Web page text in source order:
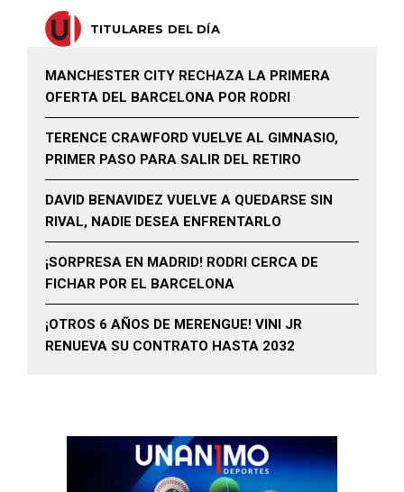
TITULARES DEL DÍA
MANCHESTER CITY RECHAZA LA PRIMERA
OFERTA DEL BARCELONA POR RODRI
TERENCE CRAWFORD VUELVE AL GIMNASIO,
PRIMER PASO PARA SALIR DEL RETIRO
DAVID BENAVIDEZ VUELVE A QUEDARSE SIN
RIVAL, NADIE DESEA ENFRENTARLO
¡SORPRESA EN MADRID! RODRI CERCA DE
FICHAR POR EL BARCELONA
¡OTROS 6 AÑOS DE MERENGUE! VINI JR
RENUEVA SU CONTRATO HASTA 2032